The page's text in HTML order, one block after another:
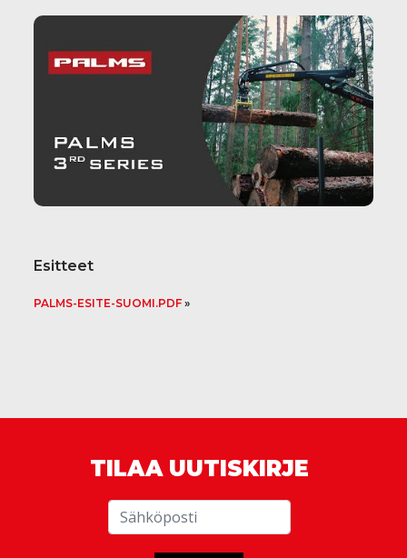
Esitteet
PALMS-ESITE-SUOMI.PDF
TILAA UUTISKIRJE